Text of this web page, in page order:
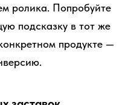
ролика. Попробуйте
подсказку в тот же
продукте —